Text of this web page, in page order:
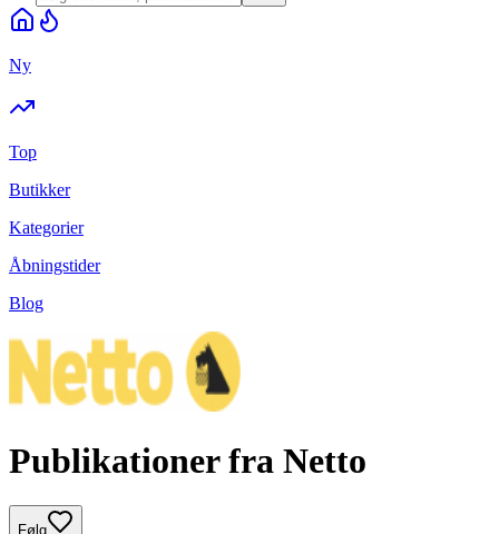
Ny
Top
Butikker
Kategorier
Åbningstider
Blog
Publikationer fra Netto
Følg